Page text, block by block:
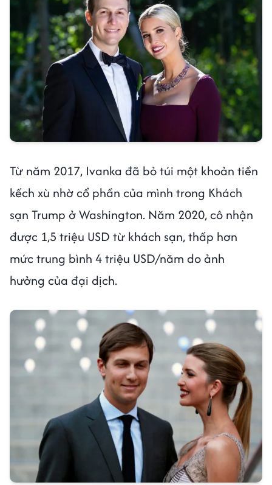
Từ năm 2017, Ivanka đã bỏ túi một khoản tiền
kếch xù nhờ cổ phần của mình trong Khách
sạn Trump ở Washington. Năm 2020, cô nhận
được 1,5 triệu USD từ khách sạn, thấp hơn
mức trung bình 4 triệu USD/năm do ảnh
hưởng của đại dịch.